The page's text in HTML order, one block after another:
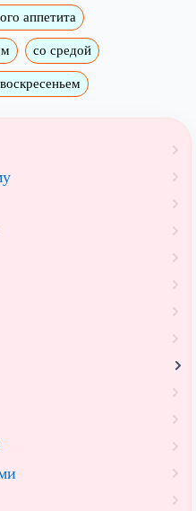
аппетита
со средой